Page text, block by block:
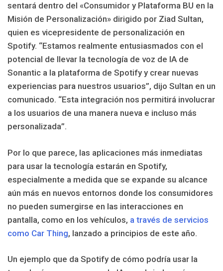
sentará dentro del «Consumidor y Plataforma BU en la
Misión de Personalización» dirigido por Ziad Sultan,
quien es vicepresidente de personalización en
Spotify. “Estamos realmente entusiasmados con el
potencial de llevar la tecnología de voz de IA de
Sonantic a la plataforma de Spotify y crear nuevas
experiencias para nuestros usuarios”, dijo Sultan en un
comunicado. “Esta integración nos permitirá involucrar
a los usuarios de una manera nueva e incluso más
personalizada”.
Por lo que parece, las aplicaciones más inmediatas
para usar la tecnología estarán en Spotify,
especialmente a medida que se expande su alcance
aún más en nuevos entornos donde los consumidores
no pueden sumergirse en las interacciones en
pantalla, como en los vehículos, a través de servicios
como Car Thing, lanzado a principios de este año.
Un ejemplo que da Spotify de cómo podría usar la